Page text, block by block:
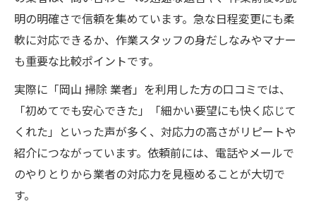
明の明確さで信頼を集めています。急な日程変更にも柔
軟に対応できるか、作業スタッフの身だしなみやマナー
も重要な比較ポイントです。
実際に「岡山 掃除 業者」を利用した方の口コミでは、
「初めてでも安心できた」「細かい要望にも快く応じて
くれた」といった声が多く、対応力の高さがリピートや
紹介につながっています。依頼前には、電話やメールで
のやりとりから業者の対応力を見極めることが大切で
す。